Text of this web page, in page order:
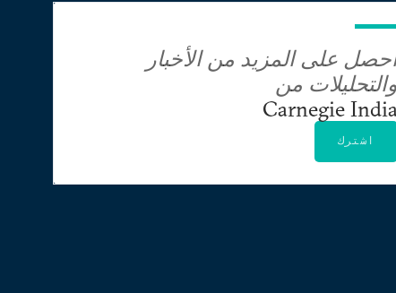
على المزيد من الأخبار
والتحليلات من
Carnegie
اشترك